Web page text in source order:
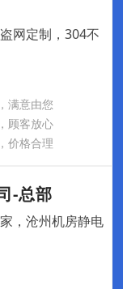
网定制，304不
满意由您
顾客放心
价格合理
-总部
，沧州机房静电